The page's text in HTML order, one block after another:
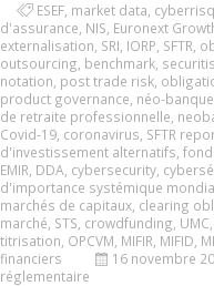
ESEF market data
d'assurance NIS Euronext
externalisation SRI IORP SFTR
outsourcing benchmark
notation post trade risk
product governance néo-
de retraite professionnelle
Covid-19 coronavirus SFTR
d'investissement alternatifs
EMIR DDA cybersecurity
d'importance systémique
marchés de capitaux clearing
marché STS crowdfunding UMC
titrisation OPCVM MIFIR MIFID
financiers
16 novembre
réglementaire